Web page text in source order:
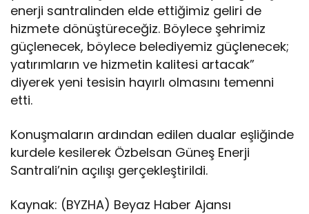
enerji santralinden elde ettiğimiz geliri de
hizmete dönüştüreceğiz. Böylece şehrimiz
güçlenecek, böylece belediyemiz güçlenecek;
yatırımların ve hizmetin kalitesi artacak”
diyerek yeni tesisin hayırlı olmasını temenni
etti.
Konuşmaların ardından edilen dualar eşliğinde
kurdele kesilerek Özbelsan Güneş Enerji
Santrali’nin açılışı gerçekleştirildi.
Kaynak: (BYZHA) Beyaz Haber Ajansı